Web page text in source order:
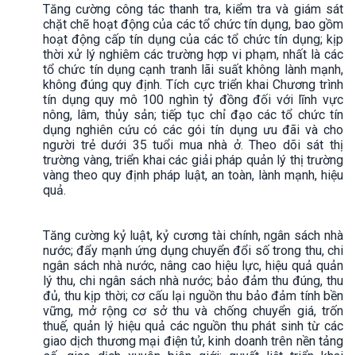
Tăng cường công tác thanh tra, kiểm tra và giám sát
chặt chẽ hoạt động của các tổ chức tín dụng, bao gồm
hoạt động cấp tín dụng của các tổ chức tín dụng; kịp
thời xử lý nghiêm các trường hợp vi phạm, nhất là các
tổ chức tín dụng cạnh tranh lãi suất không lành mạnh,
không đúng quy định. Tích cực triển khai Chương trình
tín dụng quy mô 100 nghìn tỷ đồng đối với lĩnh vực
nông, lâm, thủy sản; tiếp tục chỉ đạo các tổ chức tín
dụng nghiên cứu có các gói tín dụng ưu đãi và cho
người trẻ dưới 35 tuổi mua nhà ở. Theo dõi sát thị
trường vàng, triển khai các giải pháp quản lý thị trường
vàng theo quy định pháp luật, an toàn, lành mạnh, hiệu
quả.
Tăng cường kỷ luật, kỷ cương tài chính, ngân sách nhà
nước; đẩy mạnh ứng dụng chuyển đổi số trong thu, chi
ngân sách nhà nước, nâng cao hiệu lực, hiệu quả quản
lý thu, chi ngân sách nhà nước; bảo đảm thu đúng, thu
đủ, thu kịp thời; cơ cấu lại nguồn thu bảo đảm tính bền
vững, mở rộng cơ sở thu và chống chuyển giá, trốn
thuế, quản lý hiệu quả các nguồn thu phát sinh từ các
giao dịch thương mại điện tử, kinh doanh trên nền tảng